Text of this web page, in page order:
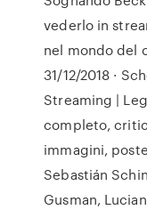
vederlo in
nel mondo del
31/12/2018 ·
Streaming |
completo,
immagini,
Sebastián
Gusman,